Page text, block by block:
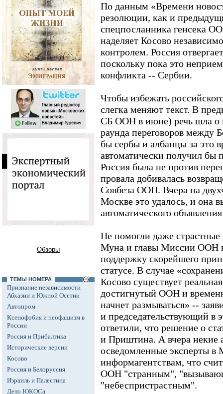
Обзоры
ТЕМЫ НОМЕРА
Признание независимости
Абхазии и Южной Осетии
Автопром
Ксенофобия и неофашизм в
России
Россия и Прибалтика
Исторические версии
Косово
Россия и Белоруссия
Израиль и Палестина
Дело ЮКОСа
По данным «Времени
резолюции, как и
спецпосланника генсека
наделяет Косово
контролем. Россия
поскольку пока это
конфликта -- Сербии.
Чтобы избежать
слегка меняют текст. В
СБ ООН в июне) речь шла о
раунда переговоров между
бы сербы и албанцы за это
автоматически получил бы
Россия была не против
провала добивалась
Совбеза ООН. Вчера на
Москве это удалось, и она
автоматического
Не помогли даже
Муна и главы Миссии ООН
поддержку скорейшего
статусе. В случае
Косово существует
достигнутый ООН и
начнет размываться» --
и председательствующий
ответили, что решение о
и Приштина. А вчера некие
осведомленные эксперты в
информагентствам, что
ООН "странным",
"небеспристрастным".